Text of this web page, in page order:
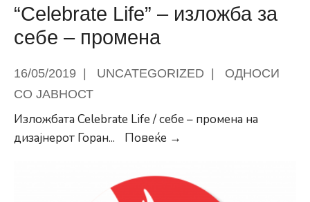
“Celebrate Life” – изложба за
себе – промена
16/05/2019 | UNCATEGORIZED |
ОДНОСИ
СО ЈАВНОСТ
Изложбата Celebrate Life / себе – промена на
дизајнерот Горан... Повеќе →
изложба